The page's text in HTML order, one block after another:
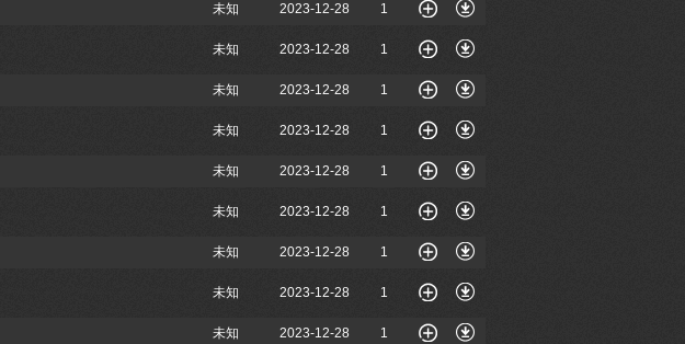
未知 2023-12-28 1
未知 2023-12-28 1
未知 2023-12-28 1
未知 2023-12-28 1
未知 2023-12-28 1
未知 2023-12-28 1
未知 2023-12-28 1
未知 2023-12-28 1
未知 2023-12-28 1